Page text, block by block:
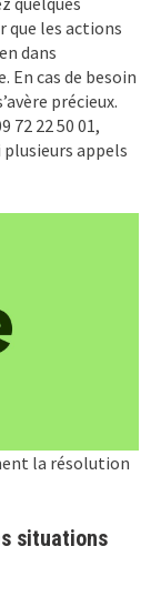
que les actions
dans
En cas de besoin
précieux.
72 22 50 01,
appels
la résolution
situations